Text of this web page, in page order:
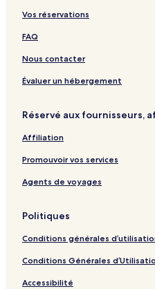
a
a
r
&
l
i
y
a
i
C
h
i
a
g
i
T
h
e
L
a
n
H
o
t
e
o
t
h
e
W
A
d
u
l
s
l
C
h
i
a
g
i
Vos réservations
FAQ
Nous contacter
Évaluer un hébergement
Réservé aux fournisseurs,
Affiliation
Promouvoir vos services
Agents de voyages
Politiques
Conditions générales
Conditions Générales
Accessibilité